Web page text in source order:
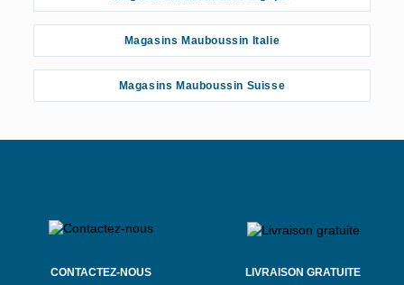
Magasins Mauboussin Italie
Magasins Mauboussin Suisse
CONTACTEZ-NOUS
LIVRAISON GRATUITE